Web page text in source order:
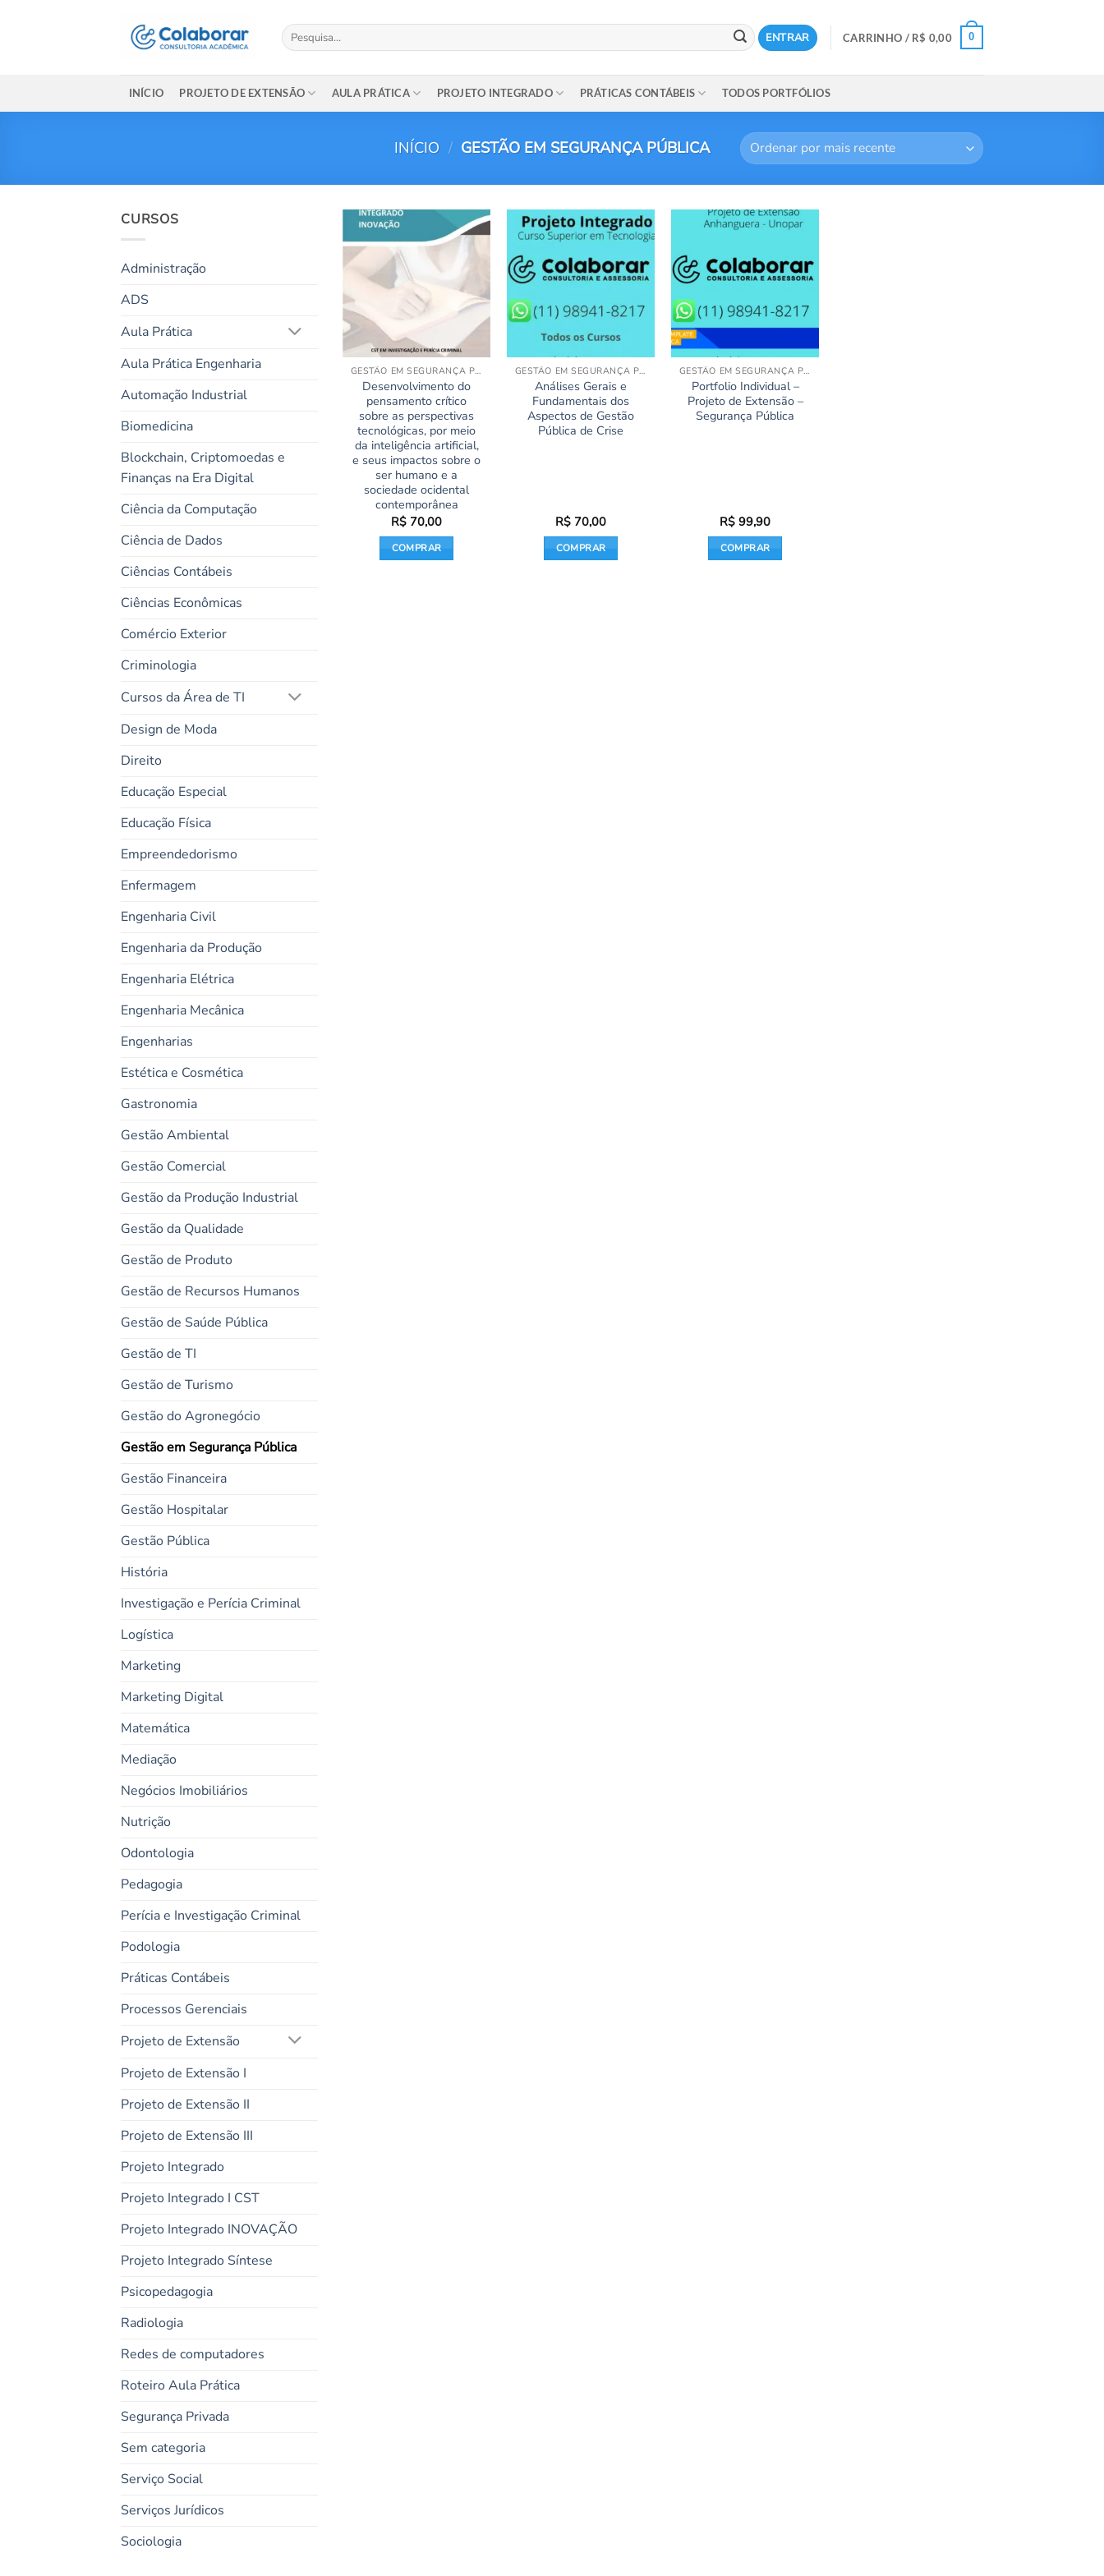
Pesquisar
por:
ENTRAR CARRINHO / R$ 0,00 0
INÍCIO PROJETO DE EXTENSÃO AULA PRÁTICA PROJETO INTEGRADO PRÁTICAS CONTÁBEIS TODOS PORTFÓLIOS
INÍCIO / GESTÃO EM SEGURANÇA PÚBLICA
CURSOS
Administração
ADS
Aula Prática
Aula Prática Engenharia
Automação Industrial
Biomedicina
Blockchain, Criptomoedas e
Finanças na Era Digital
Ciência da Computação
Ciência de Dados
Ciências Contábeis
Ciências Econômicas
Comércio Exterior
Criminologia
Cursos da Área de TI
Design de Moda
Direito
Educação Especial
Educação Física
Empreendedorismo
Enfermagem
Engenharia Civil
Engenharia da Produção
Engenharia Elétrica
Engenharia Mecânica
Engenharias
Estética e Cosmética
Gastronomia
Gestão Ambiental
Gestão Comercial
Gestão da Produção Industrial
Gestão da Qualidade
Gestão de Produto
Gestão de Recursos Humanos
Gestão de Saúde Pública
Gestão de TI
Gestão de Turismo
Gestão do Agronegócio
Gestão em Segurança Pública
Gestão Financeira
Gestão Hospitalar
Gestão Pública
História
Investigação e Perícia Criminal
Logística
Marketing
Marketing Digital
Matemática
Mediação
Negócios Imobiliários
Nutrição
Odontologia
Pedagogia
Perícia e Investigação Criminal
Podologia
Práticas Contábeis
Processos Gerenciais
Projeto de Extensão
Projeto de Extensão I
Projeto de Extensão II
Projeto de Extensão III
Projeto Integrado
Projeto Integrado I CST
Projeto Integrado INOVAÇÃO
Projeto Integrado Síntese
Psicopedagogia
Radiologia
Redes de computadores
Roteiro Aula Prática
Segurança Privada
Sem categoria
Serviço Social
Serviços Jurídicos
Sociologia
GESTÃO EM SEGURANÇA PÚBLICA
Desenvolvimento do
pensamento crítico
sobre as perspectivas
tecnológicas, por meio
da inteligência artificial,
e seus impactos sobre o
ser humano e a
sociedade ocidental
contemporânea
R$ 70,00
COMPRAR
wishlist
GESTÃO EM SEGURANÇA PÚBLICA
Análises Gerais e
Fundamentais dos
Aspectos de Gestão
Pública de Crise
R$ 70,00
COMPRAR
wishlist
GESTÃO EM SEGURANÇA PÚBLICA
Portfolio Individual –
Projeto de Extensão –
Segurança Pública
R$ 99,90
COMPRAR